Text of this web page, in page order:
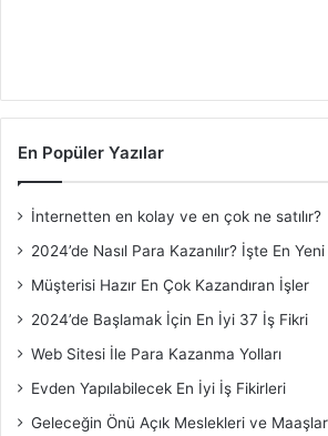
En Popüler Yazılar
İnternetten en kolay ve en çok ne satılır?
2024’de Nasıl Para Kazanılır? İşte En
Müşterisi Hazır En Çok Kazandıran İşler
2024’de Başlamak İçin En İyi 37 İş Fikri
Web Sitesi İle Para Kazanma Yolları
Evden Yapılabilecek En İyi İş Fikirleri
Geleceğin Önü Açık Meslekleri ve